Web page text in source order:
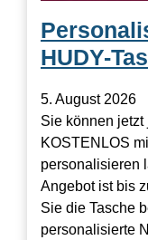
HUDY-
5. August 2026
Sie können jetzt
KOSTENLOS
personalisieren
Angebot ist bis
Sie die Tasche
personalisierte